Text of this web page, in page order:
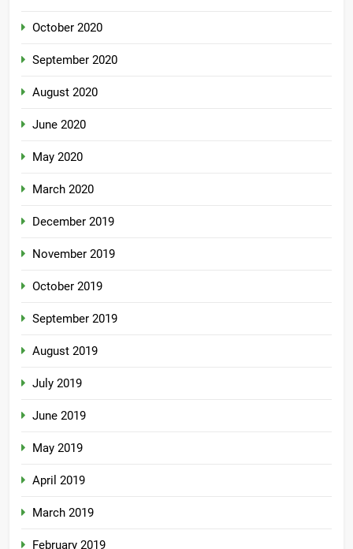
October 2020
September 2020
August 2020
June 2020
May 2020
March 2020
December 2019
November 2019
October 2019
September 2019
August 2019
July 2019
June 2019
May 2019
April 2019
March 2019
February 2019